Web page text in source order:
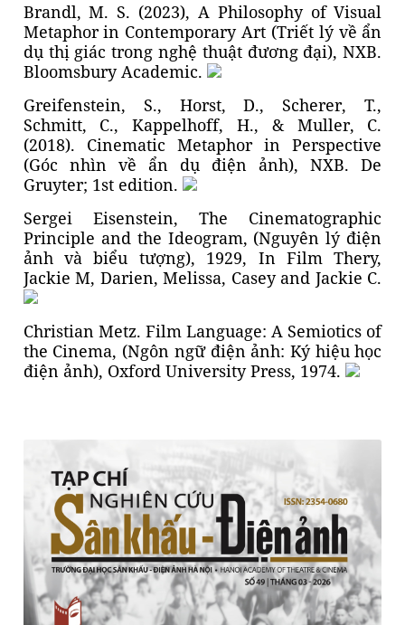
Brandl, M. S. (2023), A Philosophy of Visual
Metaphor in Contemporary Art (Triết lý về ẩn
dụ thị giác trong nghệ thuật đương đại), NXB.
Bloomsbury Academic.
Greifenstein, S., Horst, D., Scherer, T.,
Schmitt, C., Kappelhoff, H., & Muller, C.
(2018). Cinematic Metaphor in Perspective
(Góc nhìn về ẩn dụ điện ảnh), NXB. De
Gruyter; 1st edition.
Sergei Eisenstein, The Cinematographic
Principle and the Ideogram, (Nguyên lý điện
ảnh và biểu tượng), 1929, In Film Thery,
Jackie M, Darien, Melissa, Casey and Jackie C.
Christian Metz. Film Language: A Semiotics of
the Cinema, (Ngôn ngữ điện ảnh: Ký hiệu học
điện ảnh), Oxford University Press, 1974.